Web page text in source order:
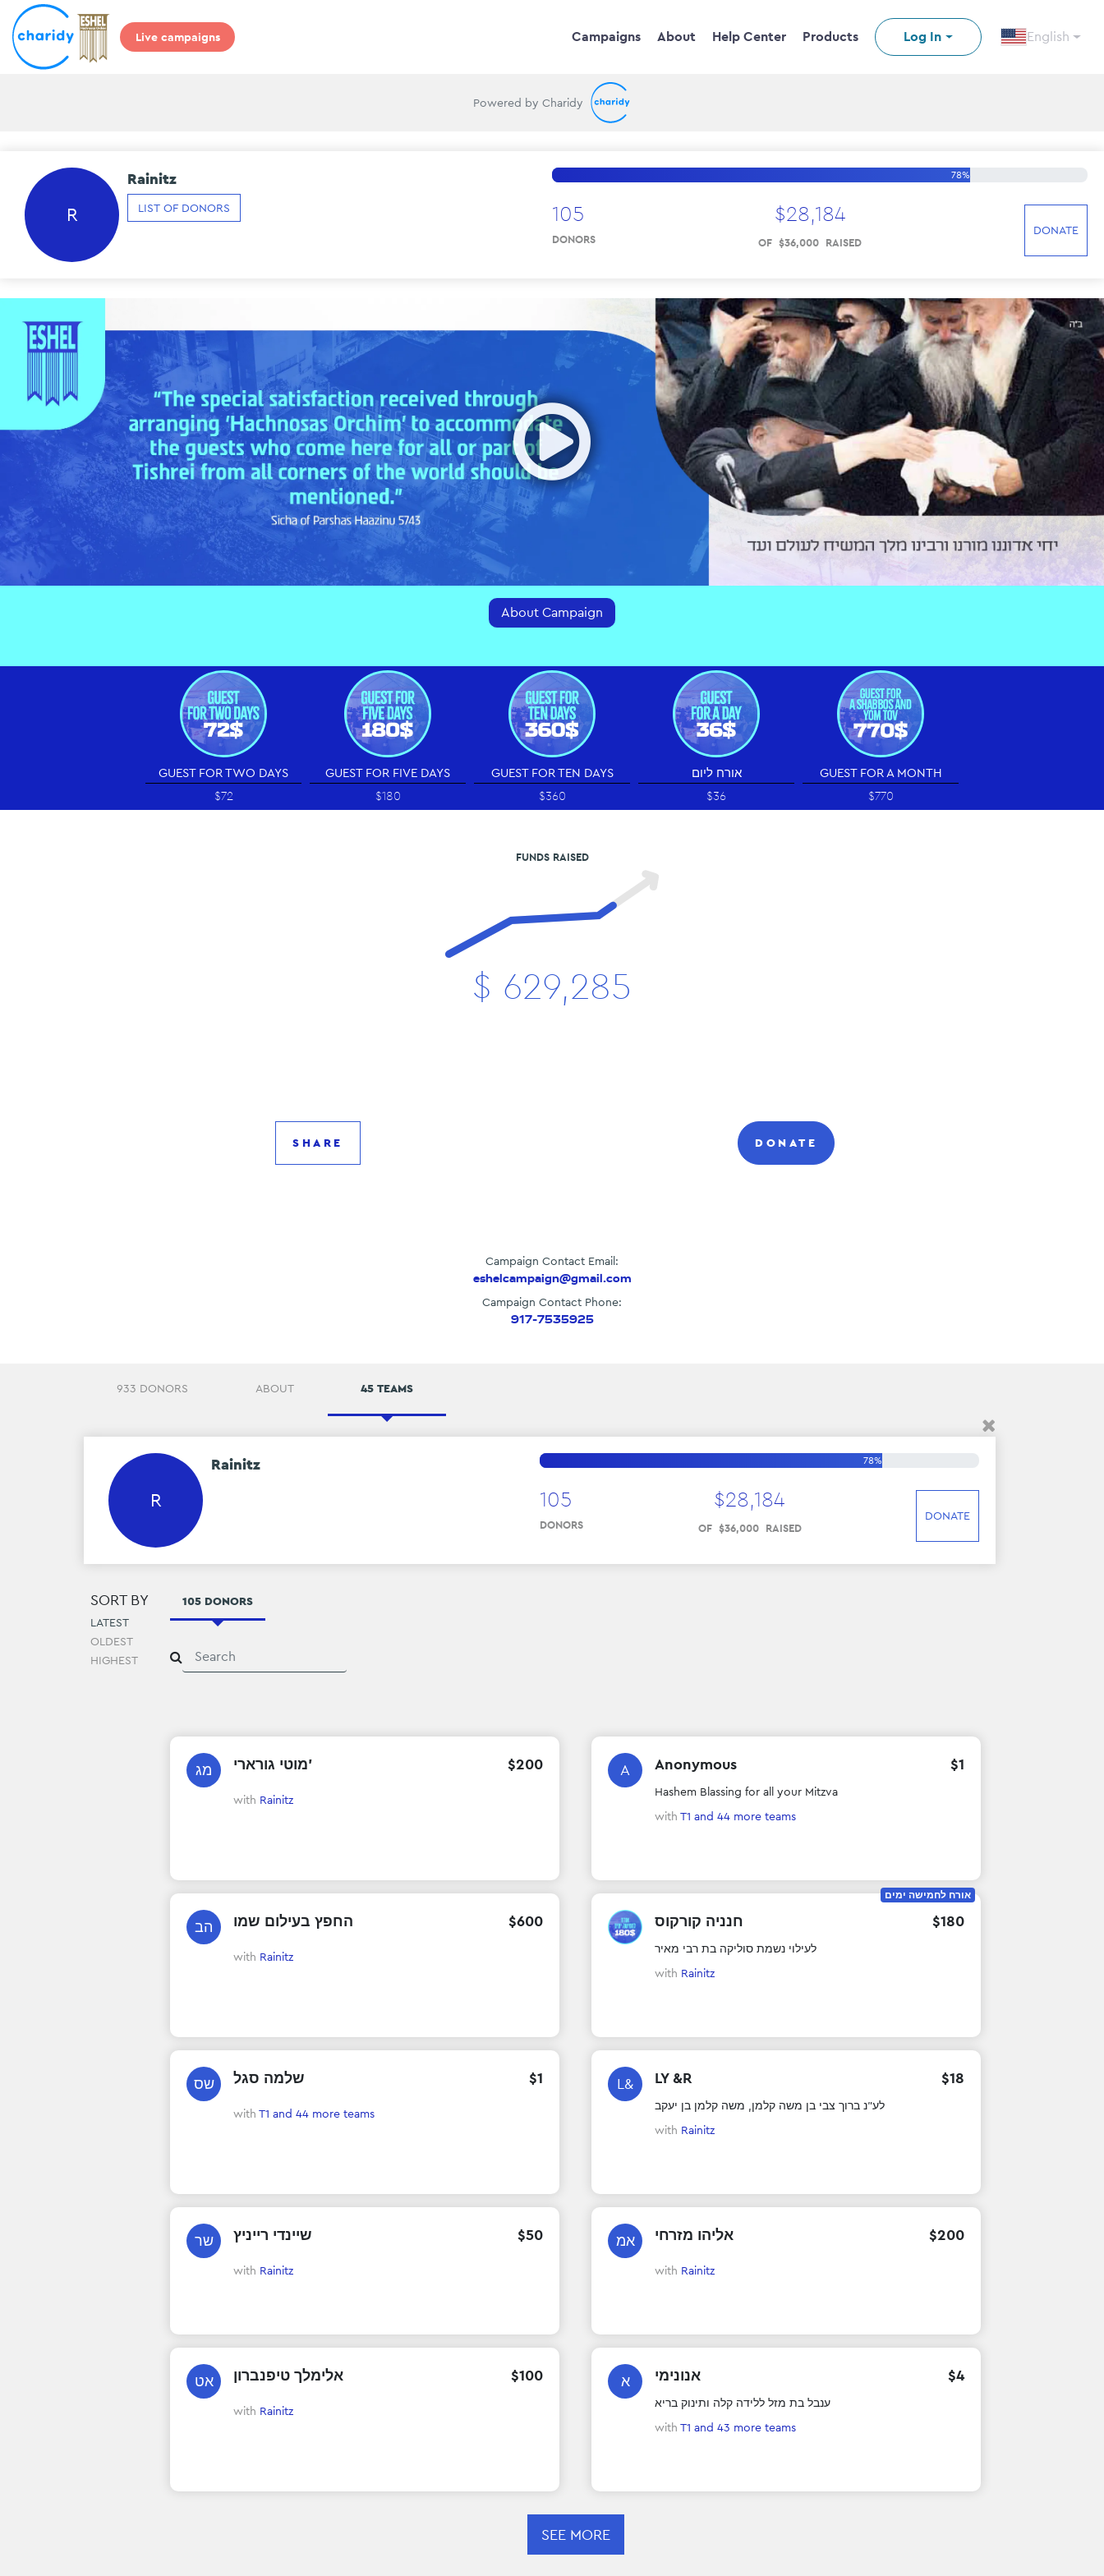
Live campaigns Campaigns About Help Center Products Log In English
Powered by Charidy
R
Rainitz
LIST OF DONORS
78%
105
DONORS
$28,184
OF $36,000 RAISED
DONATE
Open
About Campaign
GUEST FOR TWO DAYS
$72
GUEST FOR FIVE DAYS
$180
GUEST FOR TEN DAYS
$360
אורח ליום
$36
GUEST FOR A MONTH
$770
FUNDS RAISED
$ 629,285
SHARE DONATE
Campaign Contact Email:
eshelcampaign@gmail.com
Campaign Contact Phone:
917-7535925
933 DONORS ABOUT 45 TEAMS
R
Rainitz 78%
105
DONORS
$28,184
OF $36,000 RAISED
DONATE
SORT BY
LATEST
OLDEST
HIGHEST
105 DONORS
מג מוטי גורארי' $200
with Rainitz
A Anonymous $1
Hashem Blassing for all your Mitzva
withT1and 44 more teams
הב החפץ בעילום שמו $600
with Rainitz
חנניה קורקוס $180
לעילוי נשמת סוליקה בת רבי מאיר
with Rainitz
אורח לחמישה ימים
שס שלמה סגל $1
with T1 and 44 more teams
L& LY &R $18
לע"נ ברוך צבי בן משה קלמן, משה קלמן בן יעקב
with Rainitz
שר שיינדי רייניץ $50
with Rainitz
אמ אליהו מזרחי $200
with Rainitz
אט אלימלך טיפנברון $100
with Rainitz
א אנונימי $4
ענבל בת מזל ללידה קלה ותינוק בריא
withT1and 43 more teams
SEE MORE